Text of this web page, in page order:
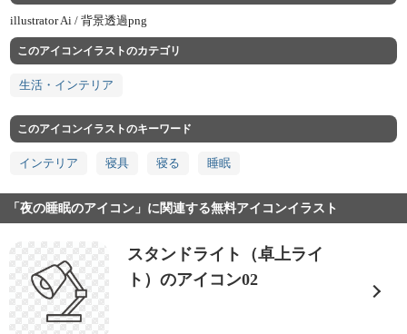
illustrator Ai /背景透過png
このアイコンイラストのカテゴリ
生活・インテリア
このアイコンイラストのキーワード
インテリア 寝具 寝る 睡眠
「夜の睡眠のアイコン」に関連する無料アイコンイラスト
スタンドライト（卓上ライ
ト）のアイコン02